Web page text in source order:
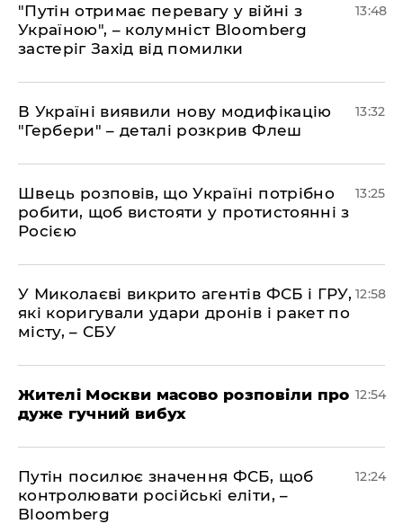
"Путін отримає перевагу у війні з
Україною", – колумніст Bloomberg
застеріг Захід від помилки
13:48
В Україні виявили нову модифікацію
"Гербери" – деталі розкрив Флеш
13:32
Швець розповів, що Україні потрібно
робити, щоб вистояти у протистоянні з
Росією
13:25
У Миколаєві викрито агентів ФСБ і ГРУ,
які коригували удари дронів і ракет по
місту, – СБУ
12:58
Жителі Москви масово розповіли про
дуже гучний вибух
12:54
Путін посилює значення ФСБ, щоб
контролювати російські еліти, –
Bloomberg
12:24